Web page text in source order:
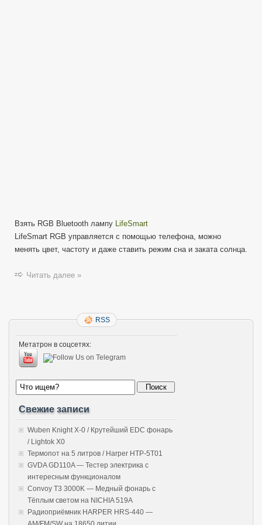
Взять RGB Bluetooth лампу LifeSmart
LifeSmart RGB управляется с помощью телефона, можно
менять цвет, частоту и даже ставить режим сна и заката солнца.
Читать далее »
RSS
Метатрон в соцсетях:
Свежие записи
Wuben Knight X-0 / Крутейший EDC фонарь
/ Lightok X0
Термопот на 5 литров / Harper HTP-5T01
GVDA GD110A — Тестер электрика с
интересным функционалом
Convoy T3 3000K — Медный фонарь с
Тёплым светом на NICHIA 519A
Радиоприёмник HARPER HRS-440 —